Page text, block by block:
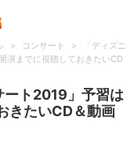
> コンサート >
「ディズニ
演までに視聴しておきたいCD
ート2019」予習は
きたいCD＆動画